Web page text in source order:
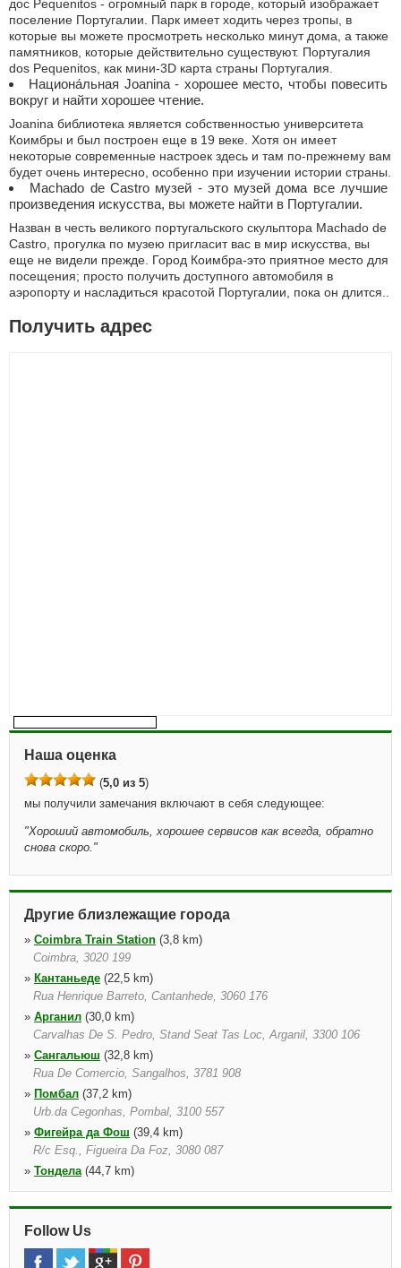
дос Pequenitos - огромный парк в городе, который изображает
поселение Португалии. Парк имеет ходить через тропы, в
которые вы можете просмотреть несколько минут дома, а также
памятников, которые действительно существуют. Португалия
dos Pequenitos, как мини-3D карта страны Португалия.
Национа́льная Joanina - хорошее место, чтобы повесить
вокруг и найти хорошее чтение.
Joanina библиотека является собственностью университета
Коимбры и был построен еще в 19 веке. Хотя он имеет
некоторые современные настроек здесь и там по-прежнему вам
будет очень интересно, особенно при изучении истории страны.
Machado de Castro музей - это музей дома все лучшие
произведения искусства, вы можете найти в Португалии.
Назван в честь великого португальского скульптора Machado de
Castro, прогулка по музею пригласит вас в мир искусства, вы
еще не видели прежде. Город Коимбра-это приятное место для
посещения; просто получить доступного автомобиля в
аэропорту и насладиться красотой Португалии, пока он длится..
Получить адрес
Наша оценка
(5,0 из 5)
мы получили замечания включают в себя следующее:
"Хороший автомобиль, хорошее сервисов как всегда, обратно
снова скоро. "
Другие близлежащие города
» Coimbra Train Station (3,8 km)
Coimbra, 3020 199
» Кантаньеде (22,5 km)
Rua Henrique Barreto, Cantanhede, 3060 176
» Арганил (30,0 km)
Carvalhas De S. Pedro, Stand Seat Tas Loc, Arganil, 3300 106
» Сангальюш (32,8 km)
Rua De Comercio, Sangalhos, 3781 908
» Помбал (37,2 km)
Urb.da Cegonhas, Pombal, 3100 557
» Фигейра да Фош (39,4 km)
R/c Esq., Figueira Da Foz, 3080 087
» Тондела(44,7 km)
Rua Dr. Marques Da Costa N 390, Tondela, 3460 575
»Оливейра ду Ошпитал(48,8 km)
Follow Us